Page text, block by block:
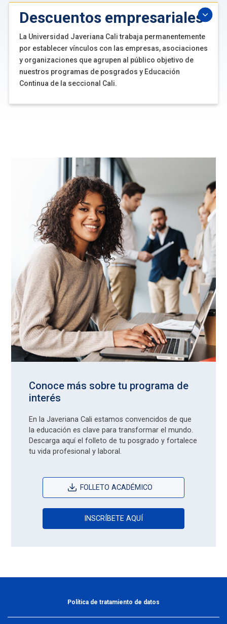
Descuentos empresariales
La Universidad Javeriana Cali trabaja permanentemente
por establecer vínculos con las empresas, asociaciones
y organizaciones que agrupen al público objetivo de
nuestros programas de posgrados y Educación
Continua de la seccional Cali.
Conoce más sobre tu programa de
interés
En la Javeriana Cali estamos convencidos de que
la educación es clave para transformar el mundo.
Descarga aquí el folleto de tu posgrado y fortalece
tu vida profesional y laboral.
FOLLETO ACADÉMICO
INSCRÍBETE AQUÍ
Política de tratamiento de datos